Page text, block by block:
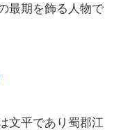
最期を飾る人物で
文平であり蜀郡江